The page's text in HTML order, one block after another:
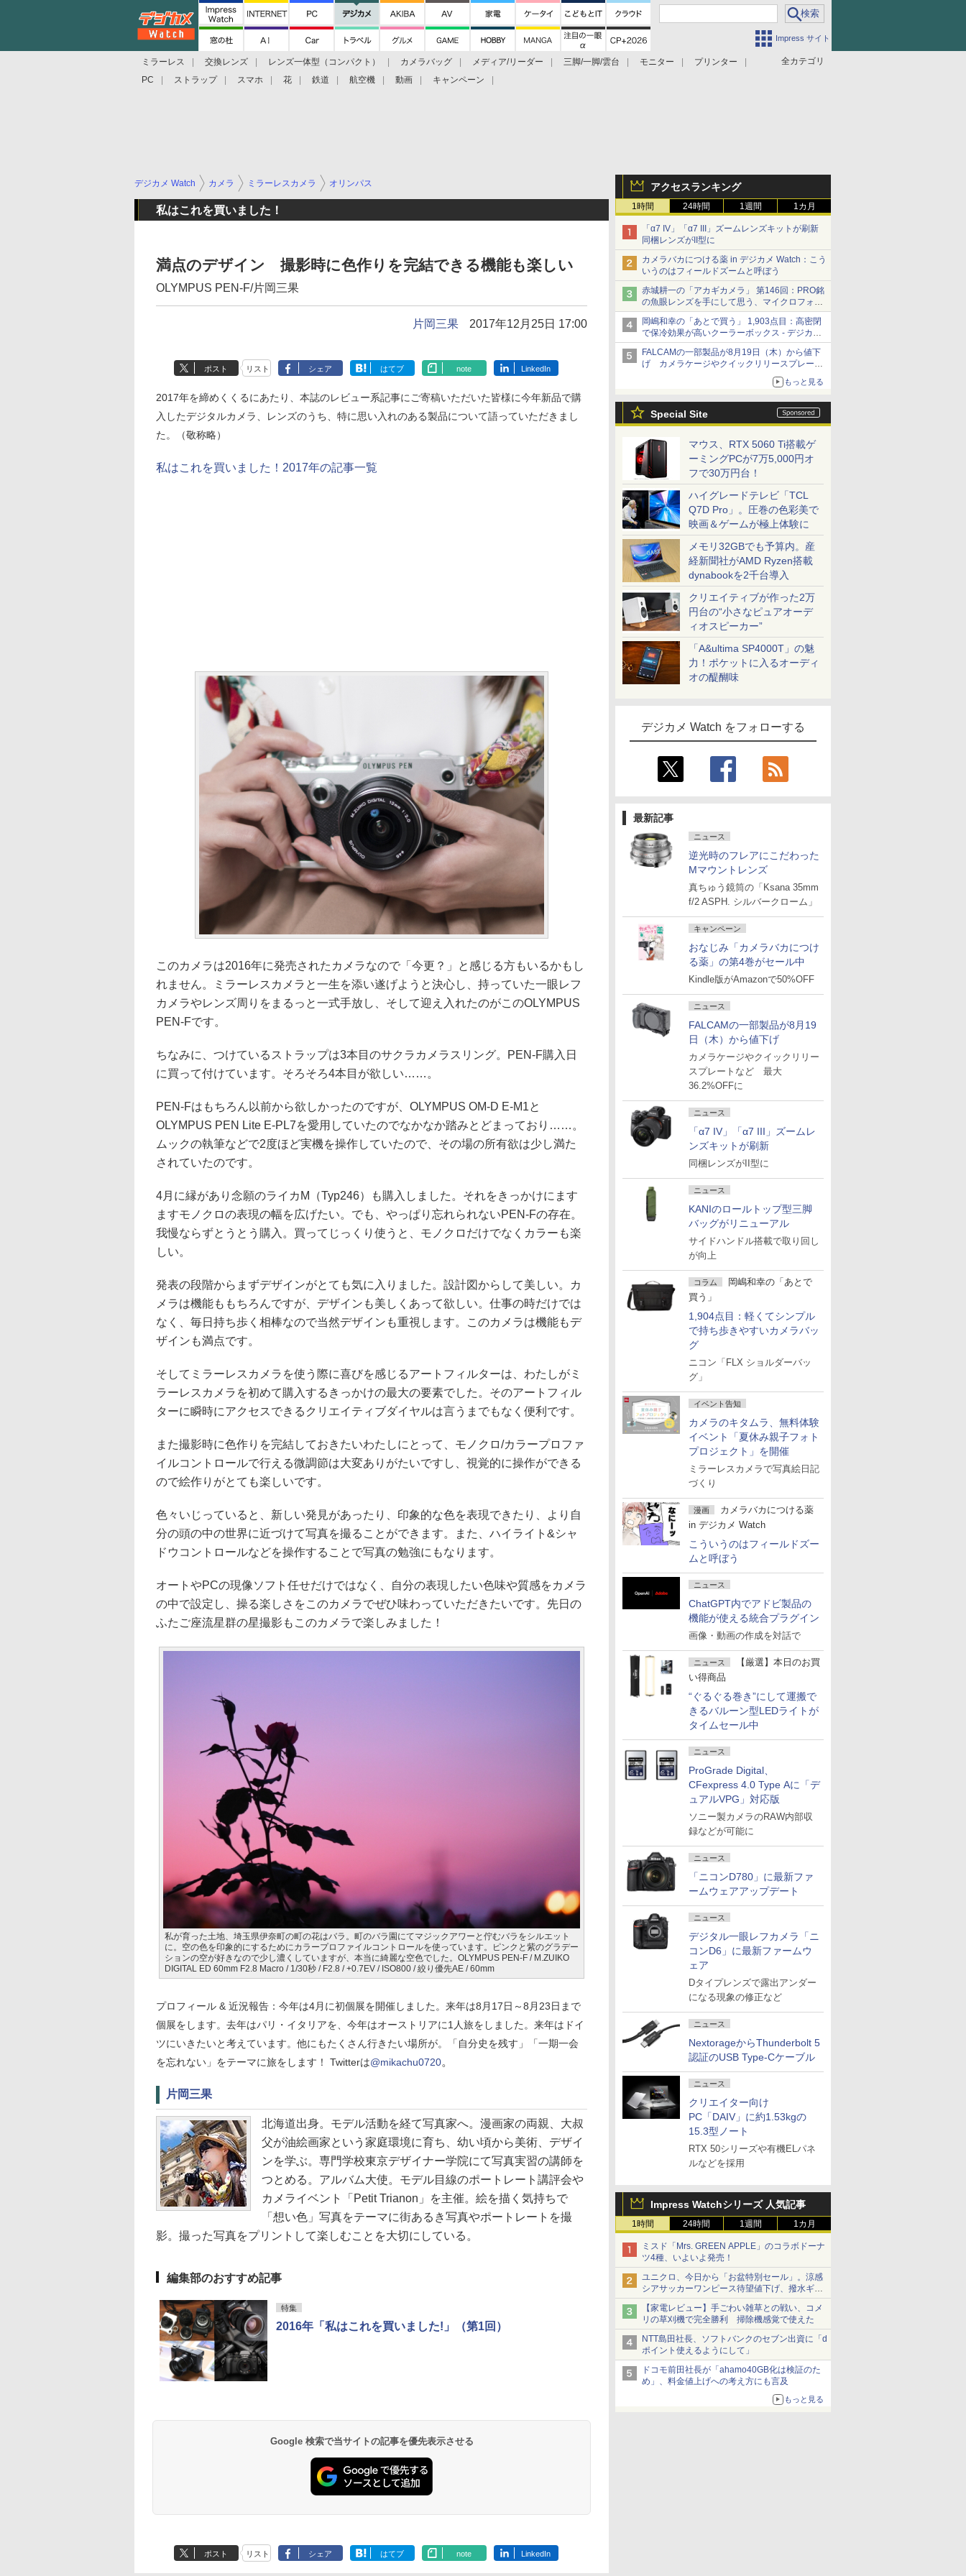
Impress サイト
全カテゴリ
ミラーレス 交換レンズ レンズ一体型（コンパクト） カメラバッグ メディア/リーダー 三脚/一脚/雲台 モニター
プリンター
PC
ストラップ スマホ 花 鉄道 航空機 動画 キャンペーン
アクセスランキング
1時間 24時間 1週間 1カ月
「α7 IV」「α7 III」ズームレンズキットが刷新
同梱レンズがII型に
カメラバカにつける薬 in デジカメ Watch：こう
いうのはフィールドズームと呼ぼう
赤城耕一の「アカギカメラ」 第146回：PRO銘
の魚眼レンズを手にして思う、マイクロフォー
サーズへの期待と可能性
岡嶋和幸の「あとで買う」 1,903点目：高密閉
で保冷効果が高いクーラーボックス - デジカメ
Watch
FALCAMの一部製品が8月19日（木）から値下
げ カメラケージやクイックリリースプレート
もっと見る
Special Site
マウス、RTX 5060 Ti搭載ゲ
ーミングPCが7万5,000円オ
フで30万円台！
ハイグレードテレビ「TCL
Q7D Pro」。圧巻の色彩美で
映画＆ゲームが極上体験に
メモリ32GBでも予算内。産
経新聞社がAMD Ryzen搭載
dynabookを2千台導入
クリエイティブが作った2万
円台の“小さなピュアオーデ
ィオスピーカー”
「A&ultima SP4000T」の魅
力！ポケットに入るオーディ
オの醍醐味
デジカメ Watch をフォローする
最新記事
ニュース
逆光時のフレアにこだわった
Mマウントレンズ
真ちゅう鏡筒の「Ksana 35mm
f/2 ASPH. シルバークローム」
キャンペーン
おなじみ「カメラバカにつけ
る薬」の第4巻がセール中
Kindle版がAmazonで50%OFF
ニュース
FALCAMの一部製品が8月19
日（木）から値下げ
カメラケージやクイックリリー
スプレートなど 最大
36.2%OFFに
ニュース
「α7 IV」「α7 III」ズームレ
ンズキットが刷新
同梱レンズがII型に
ニュース
KANIのロールトップ型三脚
バッグがリニューアル
サイドハンドル搭載で取り回し
が向上
コラム
岡嶋和幸の「あとで
買う」
1,904点目：軽くてシンプル
で持ち歩きやすいカメラバッ
グ
ニコン「FLX ショルダーバッ
グ」
イベント告知
カメラのキタムラ、無料体験
イベント「夏休み親子フォト
プロジェクト」を開催
ミラーレスカメラで写真絵日記
づくり
漫画
カメラバカにつける薬
in デジカメ Watch
こういうのはフィールドズー
ムと呼ぼう
ニュース
ChatGPT内でアドビ製品の
機能が使える統合プラグイン
画像・動画の作成を対話で
ニュース
【厳選】本日のお買
い得商品
“ぐるぐる巻き”にして運搬で
きるバルーン型LEDライトが
タイムセール中
ニュース
ProGrade Digital、
CFexpress 4.0 Type Aに「デ
ュアルVPG」対応版
ソニー製カメラのRAW内部収
録などが可能に
ニュース
「ニコンD780」に最新ファ
ームウェアアップデート
ニュース
デジタル一眼レフカメラ「ニ
コンD6」に最新ファームウ
ェア
Dタイプレンズで露出アンダー
になる現象の修正など
ニュース
NextorageからThunderbolt 5
認証のUSB Type-Cケーブル
ニュース
クリエイター向け
PC「DAIV」に約1.53kgの
15.3型ノート
RTX 50シリーズや有機ELパネ
ルなどを採用
Impress Watchシリーズ 人気記事
1時間 24時間 1週間 1カ月
ミスド「Mrs. GREEN APPLE」のコラボドーナ
ツ4種、いよいよ発売！
ユニクロ、今日から「お盆特別セール」。涼感
シアサッカーワンピース待望値下げ、撥水ギア
ショーツは1990円に
【家電レビュー】手ごわい雑草との戦い、コメ
リの草刈機で完全勝利 掃除機感覚で使えた
NTT島田社長、ソフトバンクのセブン出資に「d
ポイント使えるようにして」
ドコモ前田社長が「ahamo40GB化は検証のた
め」、料金値上げへの考え方にも言及
もっと見る
デジカメ Watch カメラ ミラーレスカメラ オリンパス
私はこれを買いました！
満点のデザイン 撮影時に色作りを完結できる機能も楽しい
OLYMPUS PEN-F/片岡三果
片岡三果 2017年12月25日 17:00
ポスト リスト シェア はてブ note LinkedIn
2017年を締めくくるにあたり、本誌のレビュー系記事にご寄稿いただいた皆様に今年新品で購
入したデジタルカメラ、レンズのうち、特に思い入れのある製品について語っていただきまし
た。（敬称略）
私はこれを買いました！2017年の記事一覧
このカメラは2016年に発売されたカメラなので「今更？」と感じる方もいるかもし
れません。ミラーレスカメラと一生を添い遂げようと決心し、持っていた一眼レフ
カメラやレンズ周りをまるっと一式手放し、そして迎え入れたのがこのOLYMPUS
PEN-Fです。
ちなみに、つけているストラップは3本目のサクラカメラスリング。PEN-F購入日
に買って付けています。そろそろ4本目が欲しい……。
PEN-Fはもちろん以前から欲しかったのですが、OLYMPUS OM-D E-M1と
OLYMPUS PEN Lite E-PL7を愛用していたのでなかなか踏みとどまっており……。
ムックの執筆などで2度ほど実機を操作していたので、その場の所有欲は少し満た
されていたのです。
4月に縁があり念願のライカM（Typ246）も購入しました。それをきっかけにます
ますモノクロの表現の幅を広げたい。でも、やっぱり忘れられないPEN-Fの存在。
我慢ならずとうとう購入。買ってじっくり使うと、モノクロだけでなくカラーも楽
しい。
発表の段階からまずデザインがとても気に入りました。設計図からして美しい。カ
メラは機能ももちろんですが、デザインも美しくあって欲しい。仕事の時だけでは
なく、毎日持ち歩く相棒なので当然デザインも重視します。このカメラは機能もデ
ザインも満点です。
そしてミラーレスカメラを使う際に喜びを感じるアートフィルターは、わたしがミ
ラーレスカメラを初めて購入するきっかけの最大の要素でした。そのアートフィル
ターに瞬時にアクセスできるクリエイティブダイヤルは言うまでもなく便利です。
また撮影時に色作りを完結しておきたいわたしにとって、モノクロ/カラープロファ
イルコントロールで行える微調節は大変ありがたいですし、視覚的に操作ができる
ので絵作りがとても楽しいです。
色々いじっていると、新しい発見があったり、印象的な色を表現できたり、より自
分の頭の中の世界に近づけて写真を撮ることができます。また、ハイライト&シャ
ドウコントロールなどを操作することで写真の勉強にもなります。
オートやPCの現像ソフト任せだけではなく、自分の表現したい色味や質感をカメラ
の中で設定し、操る楽しさをこのカメラでぜひ味わっていただきたいです。先日の
ふたご座流星群の星撮影もこのカメラで楽しみました！
私が育った土地、埼玉県伊奈町の町の花はバラ。町のバラ園にてマジックアワーと佇むバラをシルエット
に。空の色を印象的にするためにカラープロファイルコントロールを使っています。ピンクと紫のグラデー
ションの空が好きなので少し濃くしていますが、本当に綺麗な空色でした。OLYMPUS PEN-F / M.ZUIKO
DIGITAL ED 60mm F2.8 Macro / 1/30秒 / F2.8 / +0.7EV / ISO800 / 絞り優先AE / 60mm
プロフィール & 近況報告：今年は4月に初個展を開催しました。来年は8月17日～8月23日まで
個展をします。去年はパリ・イタリアを、今年はオーストリアに1人旅をしました。来年はドイ
ツにいきたいと考えています。他にもたくさん行きたい場所が。「自分史を残す」「一期一会
を忘れない」をテーマに旅をします！ Twitterは@mikachu0720。
片岡三果
北海道出身。モデル活動を経て写真家へ。漫画家の両親、大叔
父が油絵画家という家庭環境に育ち、幼い頃から美術、デザイ
ンを学ぶ。専門学校東京デザイナー学院にて写真実習の講師を
つとめる。アルバム大使。モデル目線のポートレート講評会や
カメライベント「Petit Trianon」を主催。絵を描く気持ちで
「想い色」写真をテーマに街あるき写真やポートレートを撮
影。撮った写真をプリントして楽しむことを大切にしている。
編集部のおすすめ記事
特集
2016年「私はこれを買いました!」（第1回）
Google 検索で当サイトの記事を優先表示させる
ポスト リスト シェア はてブ note LinkedIn